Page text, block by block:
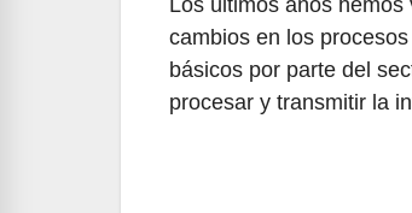
Los últimos años
cambios en los
básicos por parte del
procesar y transmitir la